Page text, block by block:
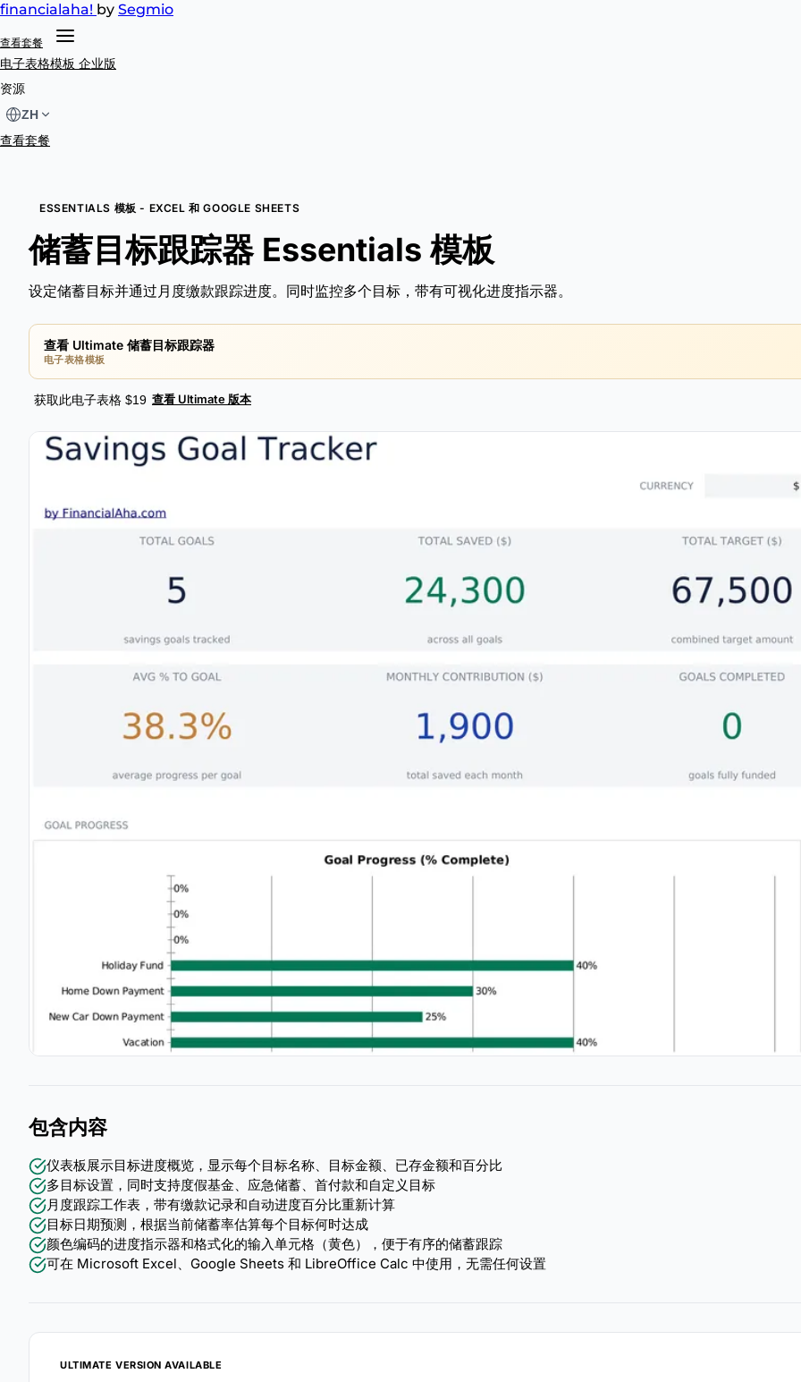
financialaha! by Segmio
查看套餐
电子表格模板 企业版
资源
ZH
查看套餐
ESSENTIALS 模板 - EXCEL 和 GOOGLE SHEETS
储蓄目标跟踪器 Essentials 模板
设定储蓄目标并通过月度缴款跟踪进度。同时监控多个目标，带有可视化进度指示器。
查看 Ultimate 储蓄目标跟踪器
电子表格模板
获取此电子表格 $19 查看 Ultimate 版本
包含内容
仪表板展示目标进度概览，显示每个目标名称、目标金额、已存金额和百分比
多目标设置，同时支持度假基金、应急储蓄、首付款和自定义目标
月度跟踪工作表，带有缴款记录和自动进度百分比重新计算
目标日期预测，根据当前储蓄率估算每个目标何时达成
颜色编码的进度指示器和格式化的输入单元格（黄色），便于有序的储蓄跟踪
可在 Microsoft Excel、Google Sheets 和 LibreOffice Calc 中使用，无需任何设置
ULTIMATE VERSION AVAILABLE